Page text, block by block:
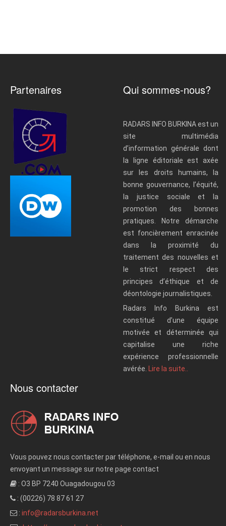
Partenaires Qui sommes-nous?
RADARS INFO BURKINA est un
site multimédia
d’information générale dont
la ligne éditoriale est axée
sur les droits humains, la
bonne gouvernance, l’équité,
la justice sociale et la
promotion des bonnes
pratiques. Notre démarche
est foncièrement enracinée
dans la proximité du
traitement des nouvelles et
le strict respect des
principes d’éthique et de
déontologie journalistiques.
Radars Info Burkina est
constitué d’une équipe
motivée et déterminée qui
capitalise une riche
expérience professionnelle
avérée. Lire la suite..
Nous contacter
Vous pouvez nous contacter par téléphone, e-mail ou en nous
envoyant un message sur notre page contact
: O3 BP 7240 Ouagadougou 03
: (00226) 78 87 61 27
: info@radarsburkina.net